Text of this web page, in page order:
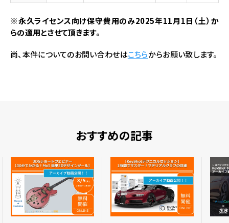
※永久ライセンス向け保守費用のみ2025年11月1日（土）か
らの適用とさせて頂きます。
尚、本件についてのお問い合わせはこちらからお願い致します。
おすすめの記事